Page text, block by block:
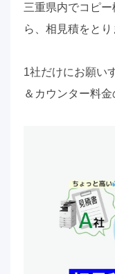
三重県内でコピ
ら、相見積をとり
1社だけにお願い
＆カウンター料金